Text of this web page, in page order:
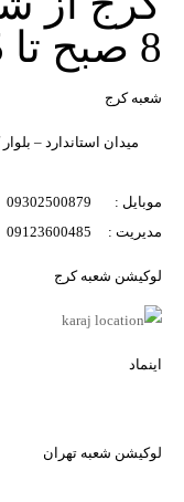
8 صبح تا 5 عصر میباشد.
شعبه کرج
میدان استاندارد – بلوار
موبایل : 09302500879
مدیریت : 09123600485
لوکیشن شعبه کرج
اینماد
لوکیشن شعبه تهران
اشتراک گذاری در شبکه های
تصاویر رسمی